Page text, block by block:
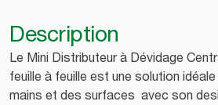
Description
Le Mini Distributeur à Dévidage
feuille à feuille est une solution
mains et des surfaces avec son